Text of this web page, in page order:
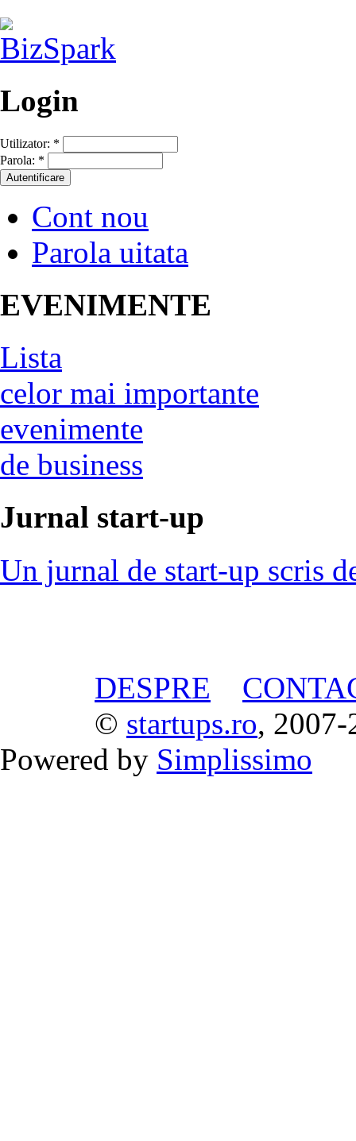
Login
Utilizator: *
Parola: *
Cont nou
Parola uitata
EVENIMENTE
Lista
celor mai importante
evenimente
de business
Jurnal start-up
Un jurnal de start-up scris
DESPRE
© startups.ro, 2007-
Powered by Simplissimo